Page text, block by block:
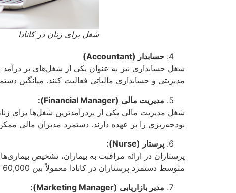
شغل برای زنان در کانادا
حسابدار (Accountant
)
شغل حسابداری نیز به عنوان یکی از شغل‌های پر درآمد
مدیریتی و حسابداری مالیاتی فعالیت کنند. میانگین دستمزد حسابداران در کانادا بین
مدیریت مالی (Financial Manager
):
شغل مدیریت مالی یکی از پردرآمدترین شغل‌ها برای
بودجه‌ریزی را بر عهده دارند. دستمزد مدیران مالی ممکن است بین 80,000 تا 150,000 دلار
پرستار (Nurse
):
پرستاران در ارائه مراقبت به بیماران، تشخیص
متوسط دستمزد پرستاران در کانادا معمولاً بین 60,000 تا 100,000 دلار کانادایی در سال قرار دارد، و با توجه به تخصص و سابقه کار، می‌تواند بیشتر از این باشد.
مدیر بازاریابی (Marketing Manager
):